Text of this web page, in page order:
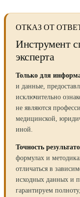
ОТКАЗ ОТ
Инструмент
эксперта
Только для
и данные,
исключительно
не являются
медицинской,
иной.
Точность
формулах и
отличаться в
исходных данных и
гарантируем